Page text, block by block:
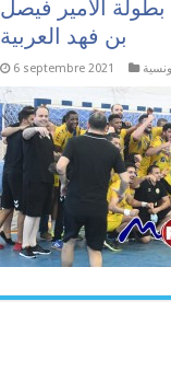
الامير فيصل
بن فهد العربية
6 septembre 2021